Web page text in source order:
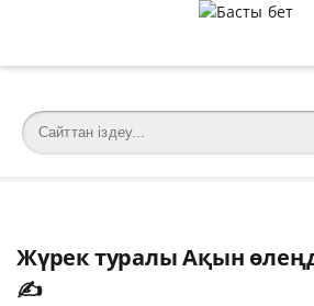
Жүрек туралы Ақын
✍️